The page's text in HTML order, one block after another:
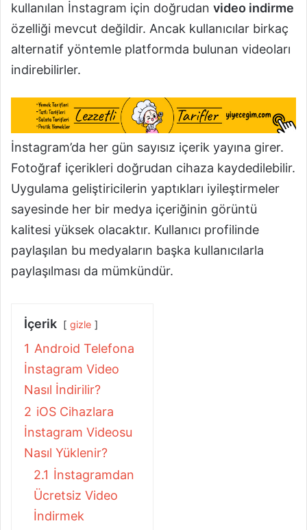
kullanılan İnstagram için doğrudan video indirme
özelliği mevcut değildir. Ancak kullanıcılar birkaç
alternatif yöntemle platformda bulunan videoları
indirebilirler.
İnstagram’da her gün sayısız içerik yayına girer.
Fotoğraf içerikleri doğrudan cihaza kaydedilebilir.
Uygulama geliştiricilerin yaptıkları iyileştirmeler
sayesinde her bir medya içeriğinin görüntü
kalitesi yüksek olacaktır. Kullanıcı profilinde
paylaşılan bu medyaların başka kullanıcılarla
paylaşılması da mümkündür.
İçerik gizle
1 Android Telefona
İnstagram Video
Nasıl İndirilir?
2 iOS Cihazlara
İnstagram Videosu
Nasıl Yüklenir?
2.1 İnstagramdan
Ücretsiz Video
İndirmek